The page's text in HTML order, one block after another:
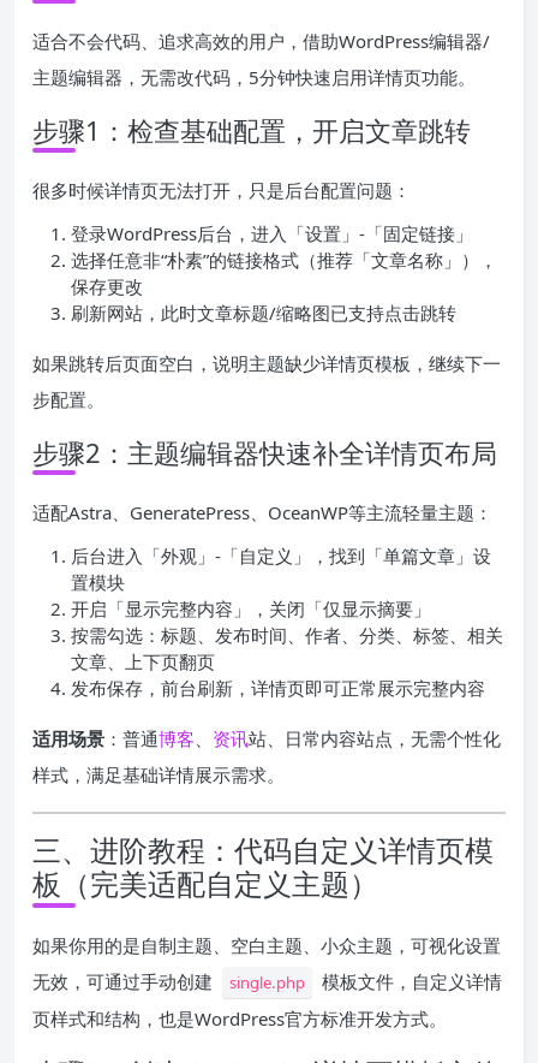
适合不会代码、追求高效的用户，借助WordPress编辑器/
主题编辑器，无需改代码，5分钟快速启用详情页功能。
步骤1：检查基础配置，开启文章跳转
很多时候详情页无法打开，只是后台配置问题：
登录WordPress后台，进入「设置」-「固定链接」
选择任意非“朴素”的链接格式（推荐「文章名称」），
保存更改
刷新网站，此时文章标题/缩略图已支持点击跳转
如果跳转后页面空白，说明主题缺少详情页模板，继续下一
步配置。
步骤2：主题编辑器快速补全详情页布局
适配Astra、GeneratePress、OceanWP等主流轻量主题：
后台进入「外观」-「自定义」，找到「单篇文章」设
置模块
开启「显示完整内容」，关闭「仅显示摘要」
按需勾选：标题、发布时间、作者、分类、标签、相关
文章、上下页翻页
发布保存，前台刷新，详情页即可正常展示完整内容
适用场景 ：普通博客、 资讯站、日常内容站点，无需个性化
样式，满足基础详情展示需求。
三、进阶教程：代码自定义详情页模
板（完美适配自定义主题）
如果你用的是自制主题、空白主题、小众主题，可视化设置
无效，可通过手动创建
single.php
模板文件，自定义详情
页样式和结构，也是WordPress官方标准开发方式。